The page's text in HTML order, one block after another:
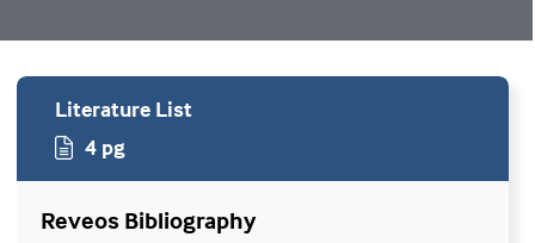
Literature List
4 pg
Reveos Bibliography